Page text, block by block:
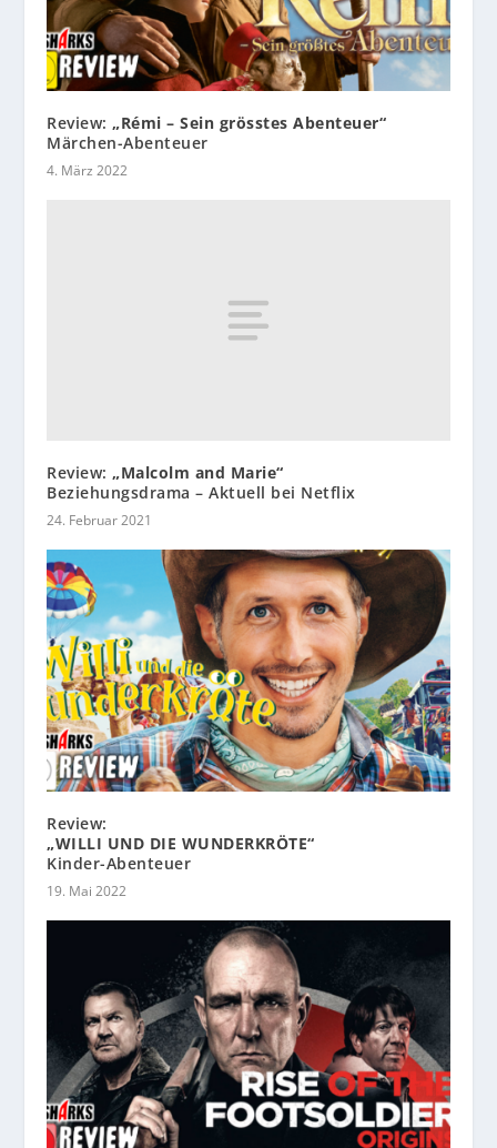
Review: „Rémi – Sein grösstes Abenteuer“
Märchen-Abenteuer
4. März 2022
Review:„Malcolm and Marie“
Beziehungsdrama – Aktuell bei Netflix
24. Februar 2021
Review:
„WILLI UND DIE WUNDERKRÖTE“
Kinder-Abenteuer
19. Mai 2022